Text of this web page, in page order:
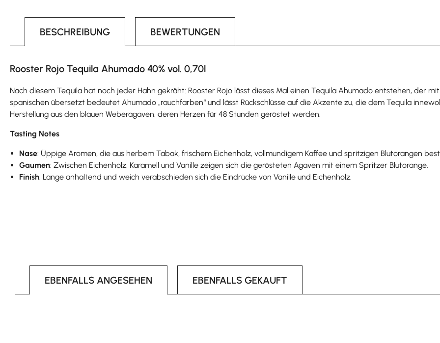
BESCHREIBUNG BEWERTUNGEN
Rooster Rojo Tequila Ahumado 40% vol. 0,70l
Nach diesem Tequila hat noch jeder Hahn gekräht: Rooster Rojo lässt dieses Mal einen Tequila Ahumado entstehen, der
spanischen übersetzt bedeutet Ahumado „rauchfarben“ und lässt Rückschlüsse auf die Akzente zu, die dem Tequila
Herstellung aus den blauen Weberagaven, deren Herzen für 48 Stunden geröstet werden.
Tasting Notes
Nase: Üppige Aromen, die aus herbem Tabak, frischem Eichenholz, vollmundigem Kaffee und spritzigen Blutorangen
Gaumen: Zwischen Eichenholz, Karamell und Vanille zeigen sich die gerösteten Agaven mit einem Spritzer Blutorange.
Finish: Lange anhaltend und weich verabschieden sich die Eindrücke von Vanille und Eichenholz.
EBENFALLS ANGESEHEN EBENFALLS GEKAUFT